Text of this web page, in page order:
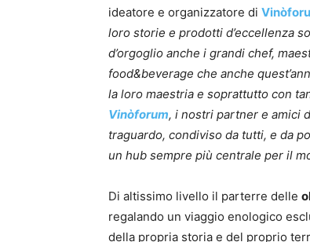
ideatore e organizzatore di
loro storie e prodotti d’eccellenza
d’orgoglio anche i grandi chef,
food&beverage che anche
la loro maestria e soprattutto con
Vinòforum, i nostri partner e amici
traguardo, condiviso da tutti, e da
un hub sempre più centrale per il
Di altissimo livello il parterre delle
regalando un viaggio enologico
della propria storia e del proprio